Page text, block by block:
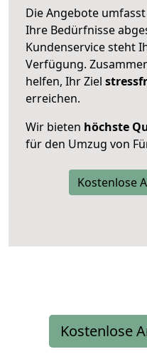
Die Angebote
Ihre Bedürfnisse
Kundenservice steht
Verfügung.
helfen, Ihr Ziel
erreichen.
Wir bieten höchste
für den Umzug von
Kostenlose
Kostenlose